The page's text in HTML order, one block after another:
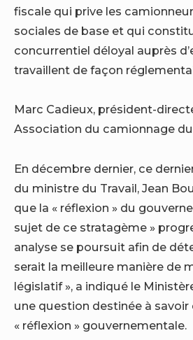
fiscale qui prive les
sociales de base et qui
concurrentiel déloyal auprès
travaillent de façon
Marc Cadieux, président-
Association du camionnage
En décembre dernier, ce
du ministre du Travail, Jean
que la « réflexion » du
sujet de ce stratagème »
analyse se poursuit afin de
serait la meilleure manière de
législatif », a indiqué le
une question destinée à savoir
« réflexion » gouvernementale.